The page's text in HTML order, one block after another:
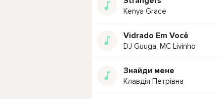
Kenya Grace
Vidrado Em Você
DJ Guuga, MC Livinho
Знайди мене
Клавдія Петрівна